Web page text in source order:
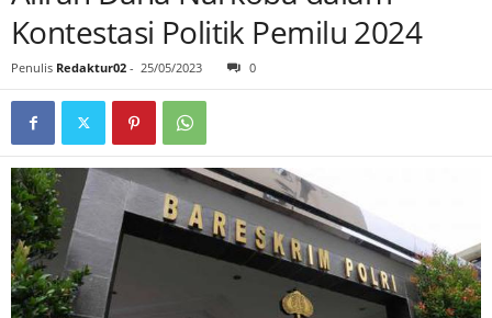
Kontestasi Politik Pemilu 2024
Penulis Redaktur02 - 25/05/2023 0